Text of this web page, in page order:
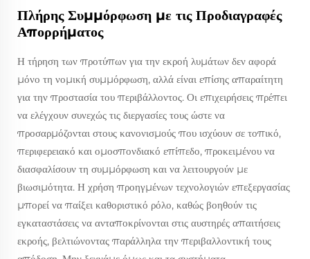
Πλήρης Συμμόρφωση με τις Προδιαγραφές
Απορρήματος
Η τήρηση των προτύπων για την εκροή λυμάτων δεν αφορά
μόνο τη νομική συμμόρφωση, αλλά είναι επίσης απαραίτητη
για την προστασία του περιβάλλοντος. Οι επιχειρήσεις πρέπει
να ελέγχουν συνεχώς τις διεργασίες τους ώστε να
προσαρμόζονται στους κανονισμούς που ισχύουν σε τοπικό,
περιφερειακό και ομοσπονδιακό επίπεδο, προκειμένου να
διασφαλίσουν τη συμμόρφωση και να λειτουργούν με
βιωσιμότητα. Η χρήση προηγμένων τεχνολογιών επεξεργασίας
μπορεί να παίξει καθοριστικό ρόλο, καθώς βοηθούν τις
εγκαταστάσεις να ανταποκρίνονται στις αυστηρές απαιτήσεις
εκροής, βελτιώνοντας παράλληλα την περιβαλλοντική τους